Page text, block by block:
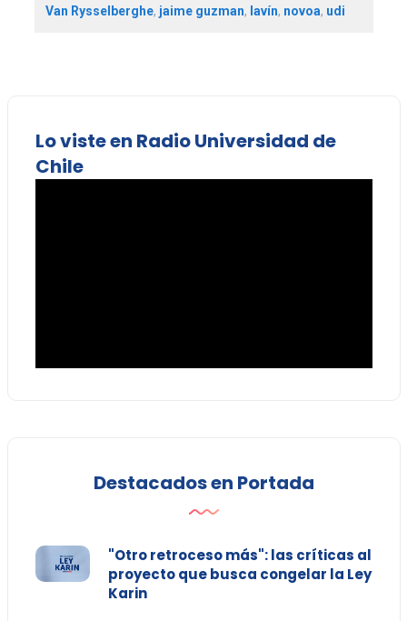
Van Rysselberghe, jaime guzman, lavín, novoa, udi
Lo viste en Radio Universidad de
Chile
Destacados en Portada
"Otro retroceso más": las críticas al
proyecto que busca congelar la Ley
Karin